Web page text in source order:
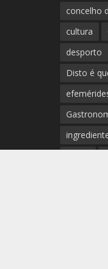
concelho
cultura
desporto
Disto é